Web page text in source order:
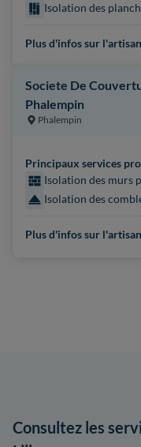
Isolation des
Plus d'infos sur l'artisan
Societe De
Phalempin
Phalempin
Principaux services
Isolation des murs
Isolation des
Plus d'infos sur l'artisan
Consultez les